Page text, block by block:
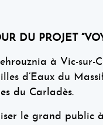
DU PROJET
à Vic-sur-
d’Eaux du
du Carladès.
le grand public à